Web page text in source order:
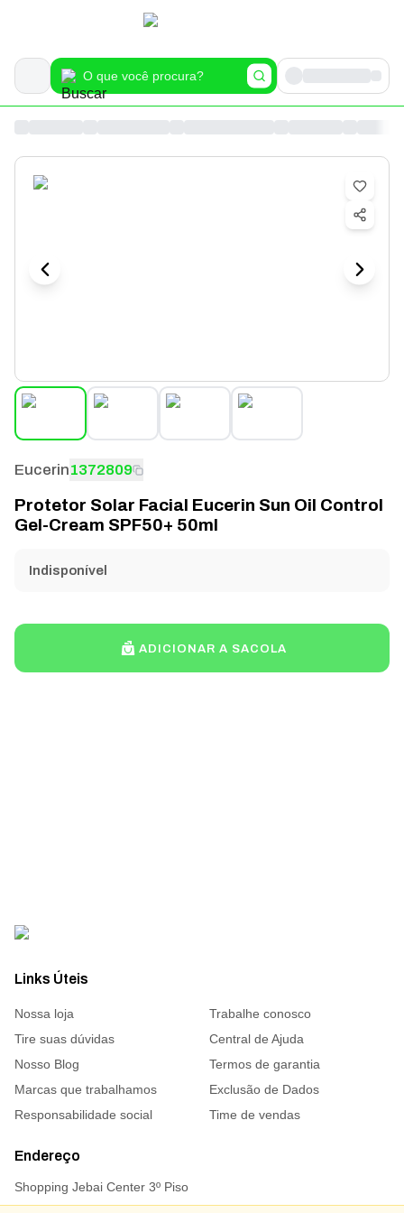
Eucerin1372809
Protetor Solar Facial Eucerin Sun Oil Control
Gel-Cream SPF50+ 50ml
Indisponível
ADICIONAR A SACOLA
Links Úteis
Nossa loja
Trabalhe conosco
Tire suas dúvidas
Central de Ajuda
Nosso Blog
Termos de garantia
Marcas que trabalhamos
Exclusão de Dados
Responsabilidade social
Time de vendas
Endereço
Shopping Jebai Center 3º Piso